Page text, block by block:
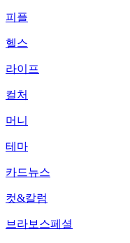
피플
헬스
라이프
컬처
머니
테마
카드뉴스
컷&칼럼
브라보스페셜